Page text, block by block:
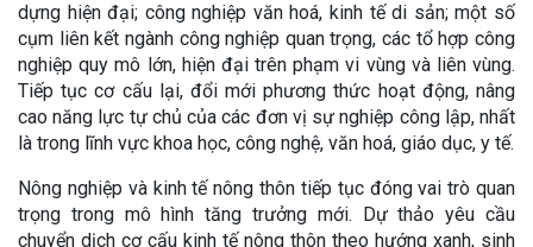
dựng hiện đại; công nghiệp văn hoá, kinh tế di sản; một số
cụm liên kết ngành công nghiệp quan trọng, các tổ hợp công
nghiệp quy mô lớn, hiện đại trên phạm vi vùng và liên vùng.
Tiếp tục cơ cấu lại, đổi mới phương thức hoạt động, nâng
cao năng lực tự chủ của các đơn vị sự nghiệp công lập, nhất
là trong lĩnh vực khoa học, công nghệ, văn hoá, giáo dục, y tế.
Nông nghiệp và kinh tế nông thôn tiếp tục đóng vai trò quan
trọng trong mô hình tăng trưởng mới. Dự thảo yêu cầu
chuyển dịch cơ cấu kinh tế nông thôn theo hướng xanh, sinh